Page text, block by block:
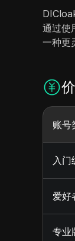
通过使
一种更
账号
入门
爱好
专业